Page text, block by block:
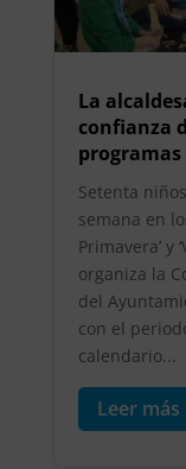
La
confianza
Setenta
semana en
Primavera’ y
organiza la
del
con el
calendario...
Leer más